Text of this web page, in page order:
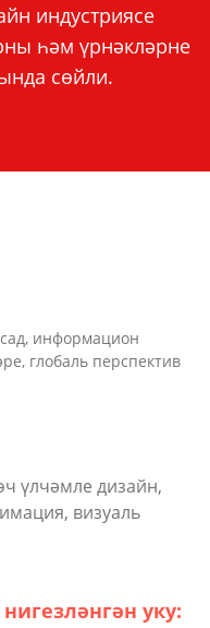
индустриясе
һәм үрнәкләрне
сөйли.
информацион
глобаль перспектив
үлчәмле дизайн,
визуаль
уку: